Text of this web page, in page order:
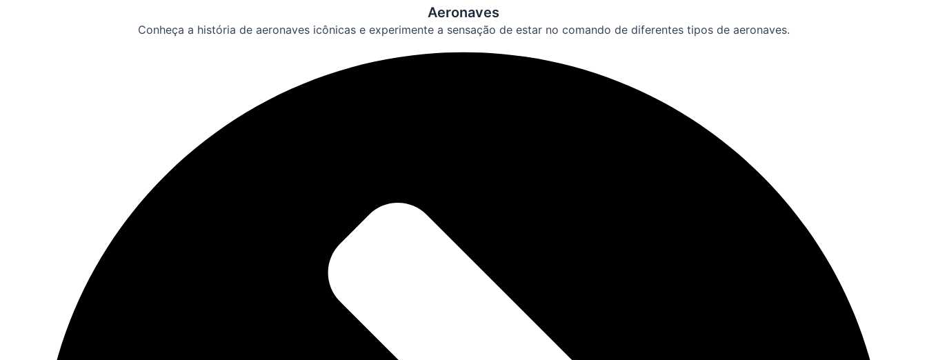
Aeronaves
Conheça a história de aeronaves icônicas e experimente a sensação de estar no comando de diferentes tipos de aeronaves.